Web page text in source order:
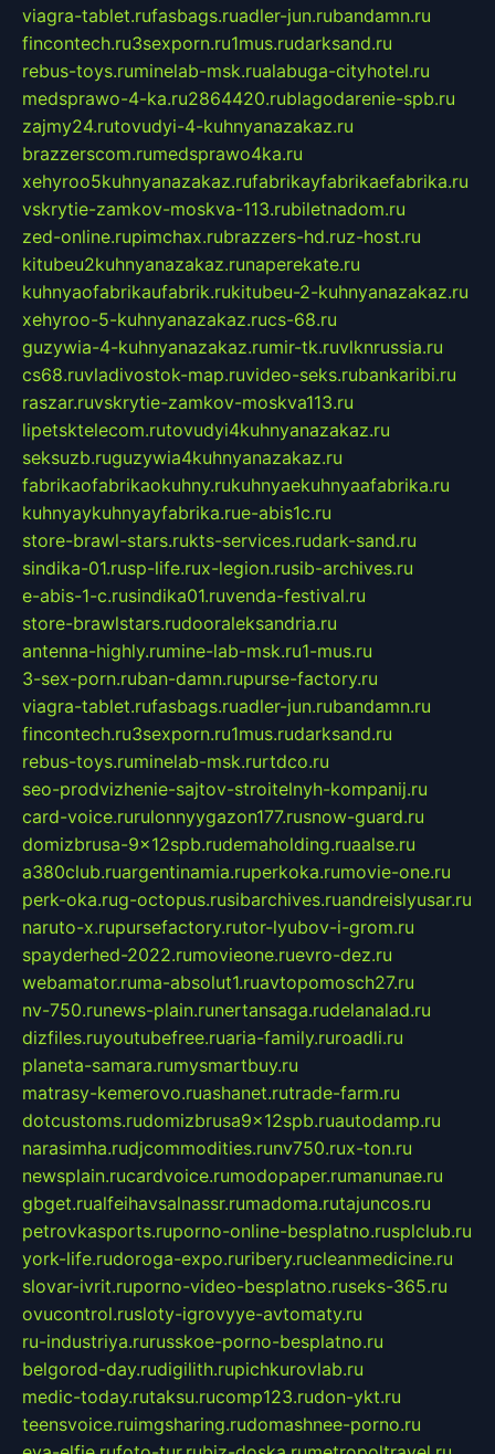
viagra-tablet.rufasbags.ruadler-jun.rubandamn.ru
fincontech.ru3sexporn.ru1mus.rudarksand.ru
rebus-toys.ruminelab-msk.rualabuga-cityhotel.ru
medsprawo-4-ka.ru2864420.rublagodarenie-spb.ru
zajmy24.rutovudyi-4-kuhnyanazakaz.ru
brazzerscom.rumedsprawo4ka.ru
xehyroo5kuhnyanazakaz.rufabrikayfabrikaefabrika.ru
vskrytie-zamkov-moskva-113.rubiletnadom.ru
zed-online.rupimchax.rubrazzers-hd.ruz-host.ru
kitubeu2kuhnyanazakaz.runaperekate.ru
kuhnyaofabrikaufabrik.rukitubeu-2-kuhnyanazakaz.ru
xehyroo-5-kuhnyanazakaz.rucs-68.ru
guzywia-4-kuhnyanazakaz.rumir-tk.ruvlknrussia.ru
cs68.ruvladivostok-map.ruvideo-seks.rubankaribi.ru
raszar.ruvskrytie-zamkov-moskva113.ru
lipetsktelecom.rutovudyi4kuhnyanazakaz.ru
seksuzb.ruguzywia4kuhnyanazakaz.ru
fabrikaofabrikaokuhny.rukuhnyaekuhnyaafabrika.ru
kuhnyaykuhnyayfabrika.rue-abis1c.ru
store-brawl-stars.rukts-services.rudark-sand.ru
sindika-01.rusp-life.rux-legion.rusib-archives.ru
e-abis-1-c.rusindika01.ruvenda-festival.ru
store-brawlstars.rudooraleksandria.ru
antenna-highly.rumine-lab-msk.ru1-mus.ru
3-sex-porn.ruban-damn.rupurse-factory.ru
viagra-tablet.rufasbags.ruadler-jun.rubandamn.ru
fincontech.ru3sexporn.ru1mus.rudarksand.ru
rebus-toys.ruminelab-msk.rurtdco.ru
seo-prodvizhenie-sajtov-stroitelnyh-kompanij.ru
card-voice.rurulonnyygazon177.rusnow-guard.ru
domizbrusa-9x12spb.rudemaholding.ruaalse.ru
a380club.ruargentinamia.ruperkoka.rumovie-one.ru
perk-oka.rug-octopus.rusibarchives.ruandreislyusar.ru
naruto-x.rupursefactory.rutor-lyubov-i-grom.ru
spayderhed-2022.rumovieone.ruevro-dez.ru
webamator.ruma-absolut1.ruavtopomosch27.ru
nv-750.runews-plain.runertansaga.rudelanalad.ru
dizfiles.ruyoutubefree.ruaria-family.ruroadli.ru
planeta-samara.rumysmartbuy.ru
matrasy-kemerovo.ruashanet.rutrade-farm.ru
dotcustoms.rudomizbrusa9x12spb.ruautodamp.ru
narasimha.rudjcommodities.runv750.rux-ton.ru
newsplain.rucardvoice.rumodopaper.rumanunae.ru
gbget.rualfeihavsalnassr.rumadoma.rutajuncos.ru
petrovkasports.ruporno-online-besplatno.rusplclub.ru
york-life.rudoroga-expo.ruribery.rucleanmedicine.ru
slovar-ivrit.ruporno-video-besplatno.ruseks-365.ru
ovucontrol.rusloty-igrovyye-avtomaty.ru
ru-industriya.rurusskoe-porno-besplatno.ru
belgorod-day.rudigilith.rupichkurovlab.ru
medic-today.rutaksu.rucomp123.rudon-ykt.ru
teensvoice.ruimgsharing.rudomashnee-porno.ru